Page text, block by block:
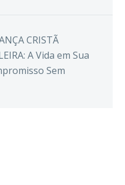
CRISTÃ
A Vida em Sua
Sem